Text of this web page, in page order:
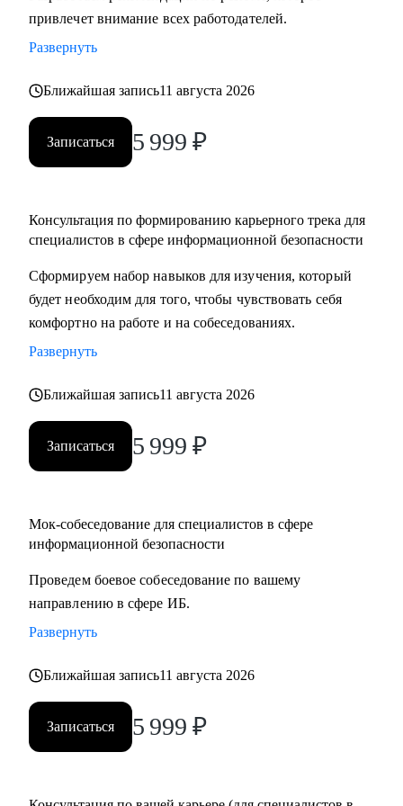
слабые стороны.
• Подготовка к обсуждению пересмотра заработной платы.
• Оценка проектов в области кибербезопасности.
Кому могу помочь:
• Специалистам всех уровней в области информационной
информационной безопасности и выбрать направление.
с карьерными трудностями и не видит перспектив роста.
привлечет внимание всех работодателей.
Развернуть
Ближайшая запись11 августа 2026
Записаться 5 999 ₽
Консультация по формированию карьерного трека для
специалистов в сфере информационной безопасности
Сформируем набор навыков для изучения, который
будет необходим для того, чтобы чувствовать себя
комфортно на работе и на собеседованиях.
Развернуть
Ближайшая запись11 августа 2026
Записаться 5 999 ₽
Мок-собеседование для специалистов в сфере
информационной безопасности
Проведем боевое собеседование по вашему
направлению в сфере ИБ.
Развернуть
Ближайшая запись11 августа 2026
Записаться 5 999 ₽